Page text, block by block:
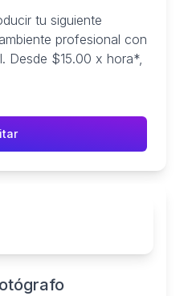
tu siguiente
profesional con
Desde $15.00 x hora*,